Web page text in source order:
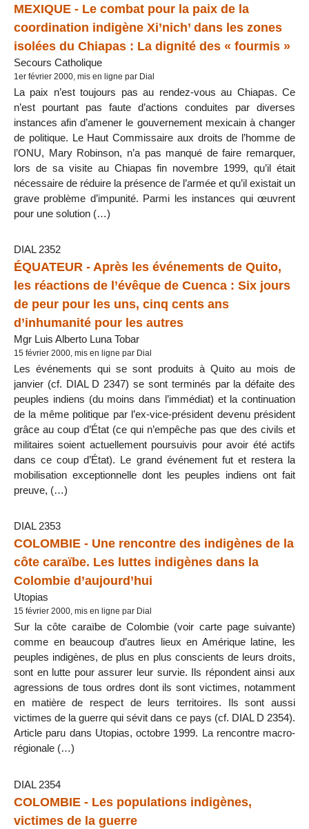
MEXIQUE - Le combat pour la paix de la
coordination indigène Xi’nich’ dans les zones
isolées du Chiapas : La dignité des « fourmis »
Secours Catholique
1er février 2000, mis en ligne par Dial
La paix n’est toujours pas au rendez-vous au Chiapas. Ce
n’est pourtant pas faute d’actions conduites par diverses
instances afin d’amener le gouvernement mexicain à changer
de politique. Le Haut Commissaire aux droits de l’homme de
l’ONU, Mary Robinson, n’a pas manqué de faire remarquer,
lors de sa visite au Chiapas fin novembre 1999, qu’il était
nécessaire de réduire la présence de l’armée et qu’il existait un
grave problème d’impunité. Parmi les instances qui œuvrent
pour une solution (…)
DIAL 2352
ÉQUATEUR - Après les événements de Quito,
les réactions de l’évêque de Cuenca : Six jours
de peur pour les uns, cinq cents ans
d’inhumanité pour les autres
Mgr Luis Alberto Luna Tobar
15 février 2000, mis en ligne par Dial
Les événements qui se sont produits à Quito au mois de
janvier (cf. DIAL D 2347) se sont terminés par la défaite des
peuples indiens (du moins dans l’immédiat) et la continuation
de la même politique par l’ex-vice-président devenu président
grâce au coup d’État (ce qui n’empêche pas que des civils et
militaires soient actuellement poursuivis pour avoir été actifs
dans ce coup d’État). Le grand événement fut et restera la
mobilisation exceptionnelle dont les peuples indiens ont fait
preuve, (…)
DIAL 2353
COLOMBIE - Une rencontre des indigènes de la
côte caraïbe. Les luttes indigènes dans la
Colombie d’aujourd’hui
Utopias
15 février 2000, mis en ligne par Dial
Sur la côte caraïbe de Colombie (voir carte page suivante)
comme en beaucoup d’autres lieux en Amérique latine, les
peuples indigènes, de plus en plus conscients de leurs droits,
sont en lutte pour assurer leur survie. Ils répondent ainsi aux
agressions de tous ordres dont ils sont victimes, notamment
en matière de respect de leurs territoires. Ils sont aussi
victimes de la guerre qui sévit dans ce pays (cf. DIAL D 2354).
Article paru dans Utopias, octobre 1999. La rencontre macro-
régionale (…)
DIAL 2354
COLOMBIE - Les populations indigènes,
victimes de la guerre